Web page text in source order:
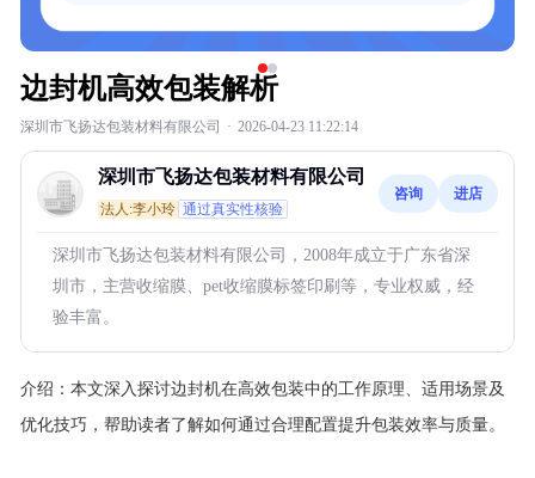
边封机高效包装解析
深圳市飞扬达包装材料有限公司 · 2026-04-23 11:22:14
深圳市飞扬达包装材料有限公司
法人:李小玲 通过真实性核验
咨询 进店
深圳市飞扬达包装材料有限公司，2008年成立于广东省深
圳市，主营收缩膜、pet收缩膜标签印刷等，专业权威，经
验丰富。
介绍： 本文深入探讨边封机在高效包装中的工作原理、适用场景及
优化技巧，帮助读者了解如何通过合理配置提升包装效率与质量。